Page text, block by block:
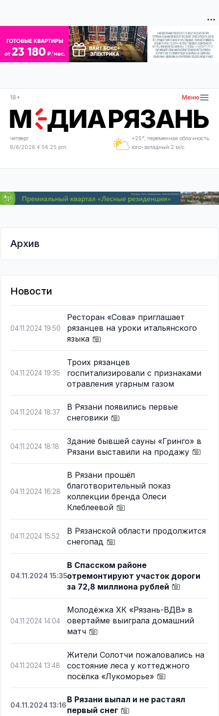
18+ Меню
четверг
8/6/2026 4:56:25 pm
+25°, переменная облачность
юго-западный 2 м/с
Архив
Новости
04.11.2024 19:50
Ресторан «Сова» приглашает
рязанцев на уроки итальянского
языка
04.11.2024 19:35
Троих рязанцев
госпитализировали с признаками
отравления угарным газом
04.11.2024 18:37
В Рязани появились первые
снеговики
04.11.2024 18:18
Здание бывшей сауны «Гринго» в
Рязани выставили на продажу
04.11.2024 16:28
В Рязани прошёл
благотворительный показ
коллекции бренда Олеси
Клеблеевой
04.11.2024 15:52
В Рязанской области продолжится
снегопад
04.11.2024 15:35
В Спасском районе
отремонтируют участок дороги
за 72,8 миллиона рублей
04.11.2024 14:04
Молодёжка ХК «Рязань-ВДВ» в
овертайме выиграла домашний
матч
04.11.2024 13:48
Жители Солотчи пожаловались на
состояние леса у коттеджного
посёлка «Лукоморье»
04.11.2024 13:16
В Рязани выпал и не растаял
первый снег